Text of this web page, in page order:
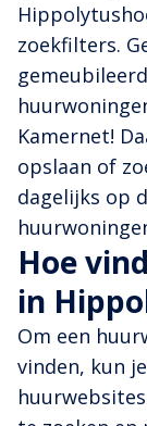
zoekfilters.
Kamernet!
opslaan of
dagelijks op
Hoe
in
Om een
vinden, kun